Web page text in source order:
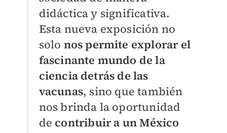
didáctica y significativa.
Esta nueva exposición no
solo nos permite explorar el
fascinante mundo de la
ciencia detrás de las
vacunas, sino que también
nos brinda la oportunidad
de contribuir a un México